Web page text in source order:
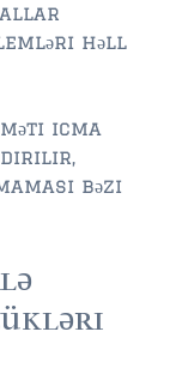
həll
icma
bəzi